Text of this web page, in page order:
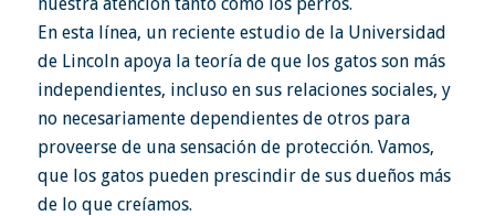
En esta línea, un reciente estudio de la Universidad
de Lincoln apoya la teoría de que los gatos son más
independientes, incluso en sus relaciones sociales, y
no necesariamente dependientes de otros para
proveerse de una sensación de protección. Vamos,
que los gatos pueden prescindir de sus dueños más
de lo que creíamos.